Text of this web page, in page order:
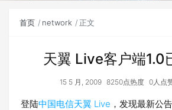
首页 network 正文
天翼 Live客户端1.0
15 5 月, 2009 8250点热度 0人点
登陆中国电信天翼 Live ，发现最新公